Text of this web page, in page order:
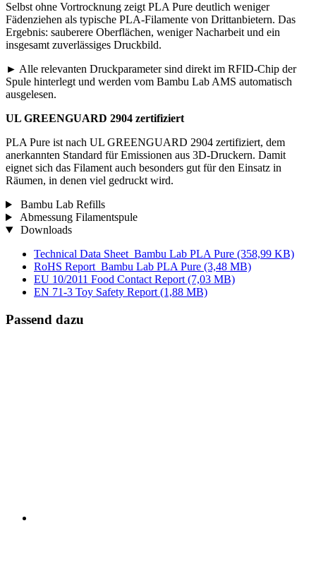
Selbst ohne Vortrocknung zeigt PLA Pure deutlich weniger
Fädenziehen als typische PLA-Filamente von Drittanbietern. Das
Ergebnis: sauberere Oberflächen, weniger Nacharbeit und ein
insgesamt zuverlässiges Druckbild.
► Alle relevanten Druckparameter sind direkt im RFID-Chip der
Spule hinterlegt und werden vom Bambu Lab AMS automatisch
ausgelesen.
UL GREENGUARD 2904 zertifiziert
PLA Pure ist nach UL GREENGUARD 2904 zertifiziert, dem
anerkannten Standard für Emissionen aus 3D-Druckern. Damit
eignet sich das Filament auch besonders gut für den Einsatz in
Räumen, in denen viel gedruckt wird.
Bambu Lab Refills
Abmessung Filamentspule
Downloads
Technical Data Sheet_Bambu Lab PLA Pure (358,99 KB)
RoHS Report_Bambu Lab PLA Pure (3,48 MB)
EU 10/2011 Food Contact Report (7,03 MB)
EN 71-3 Toy Safety Report (1,88 MB)
Passend dazu